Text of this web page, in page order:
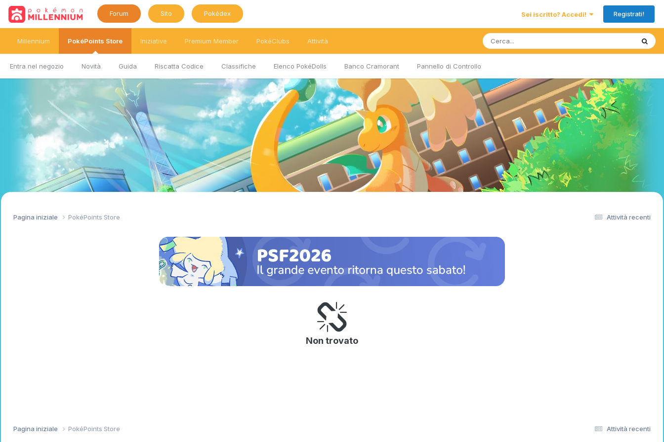
Forum Sito Pokédex Sei iscritto? Accedi! Registrati!
Millennium PokéPoints Store
Entra nel negozio Novità Guida Riscatta Codice Classifiche Elenco PokéDolls Banco Cramorant Pannello di Controllo
Iniziative Premium Member PokéClubs Attività
Attività recenti
Pagina iniziale PokéPoints Store
Non trovato
Attività recenti
Pagina iniziale PokéPoints Store